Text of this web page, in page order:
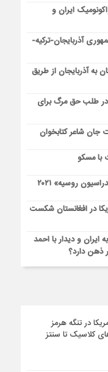
ایران و
آذربایجان-ترکیه-
به آذربایجان از طریق
در طلب حق مرگ برای
جان شاعر کتابخوان
با مسکو
روسیه» ۲۰۲۱
در افغانستان شکست
و دیدار با احمد
ذهن دارد؟
در تنگه هرمز
کلاسیک تا سنتز